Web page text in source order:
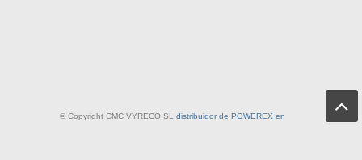
© Copyright CMC VYRECO SL distribuidor de POWEREX en